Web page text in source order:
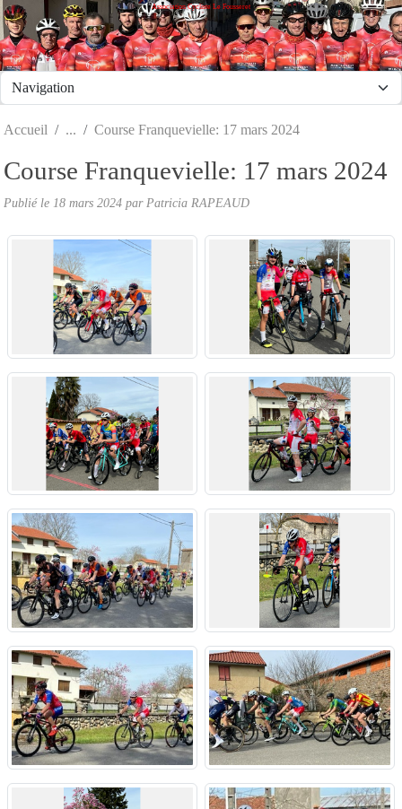
Association Cycliste Le Fousseret
Accueil Course Franquevielle: 17 mars 2024
Course Franquevielle: 17 mars 2024
Publié le 18 mars 2024 par Patricia RAPEAUD
Panneau de gestion des cookies